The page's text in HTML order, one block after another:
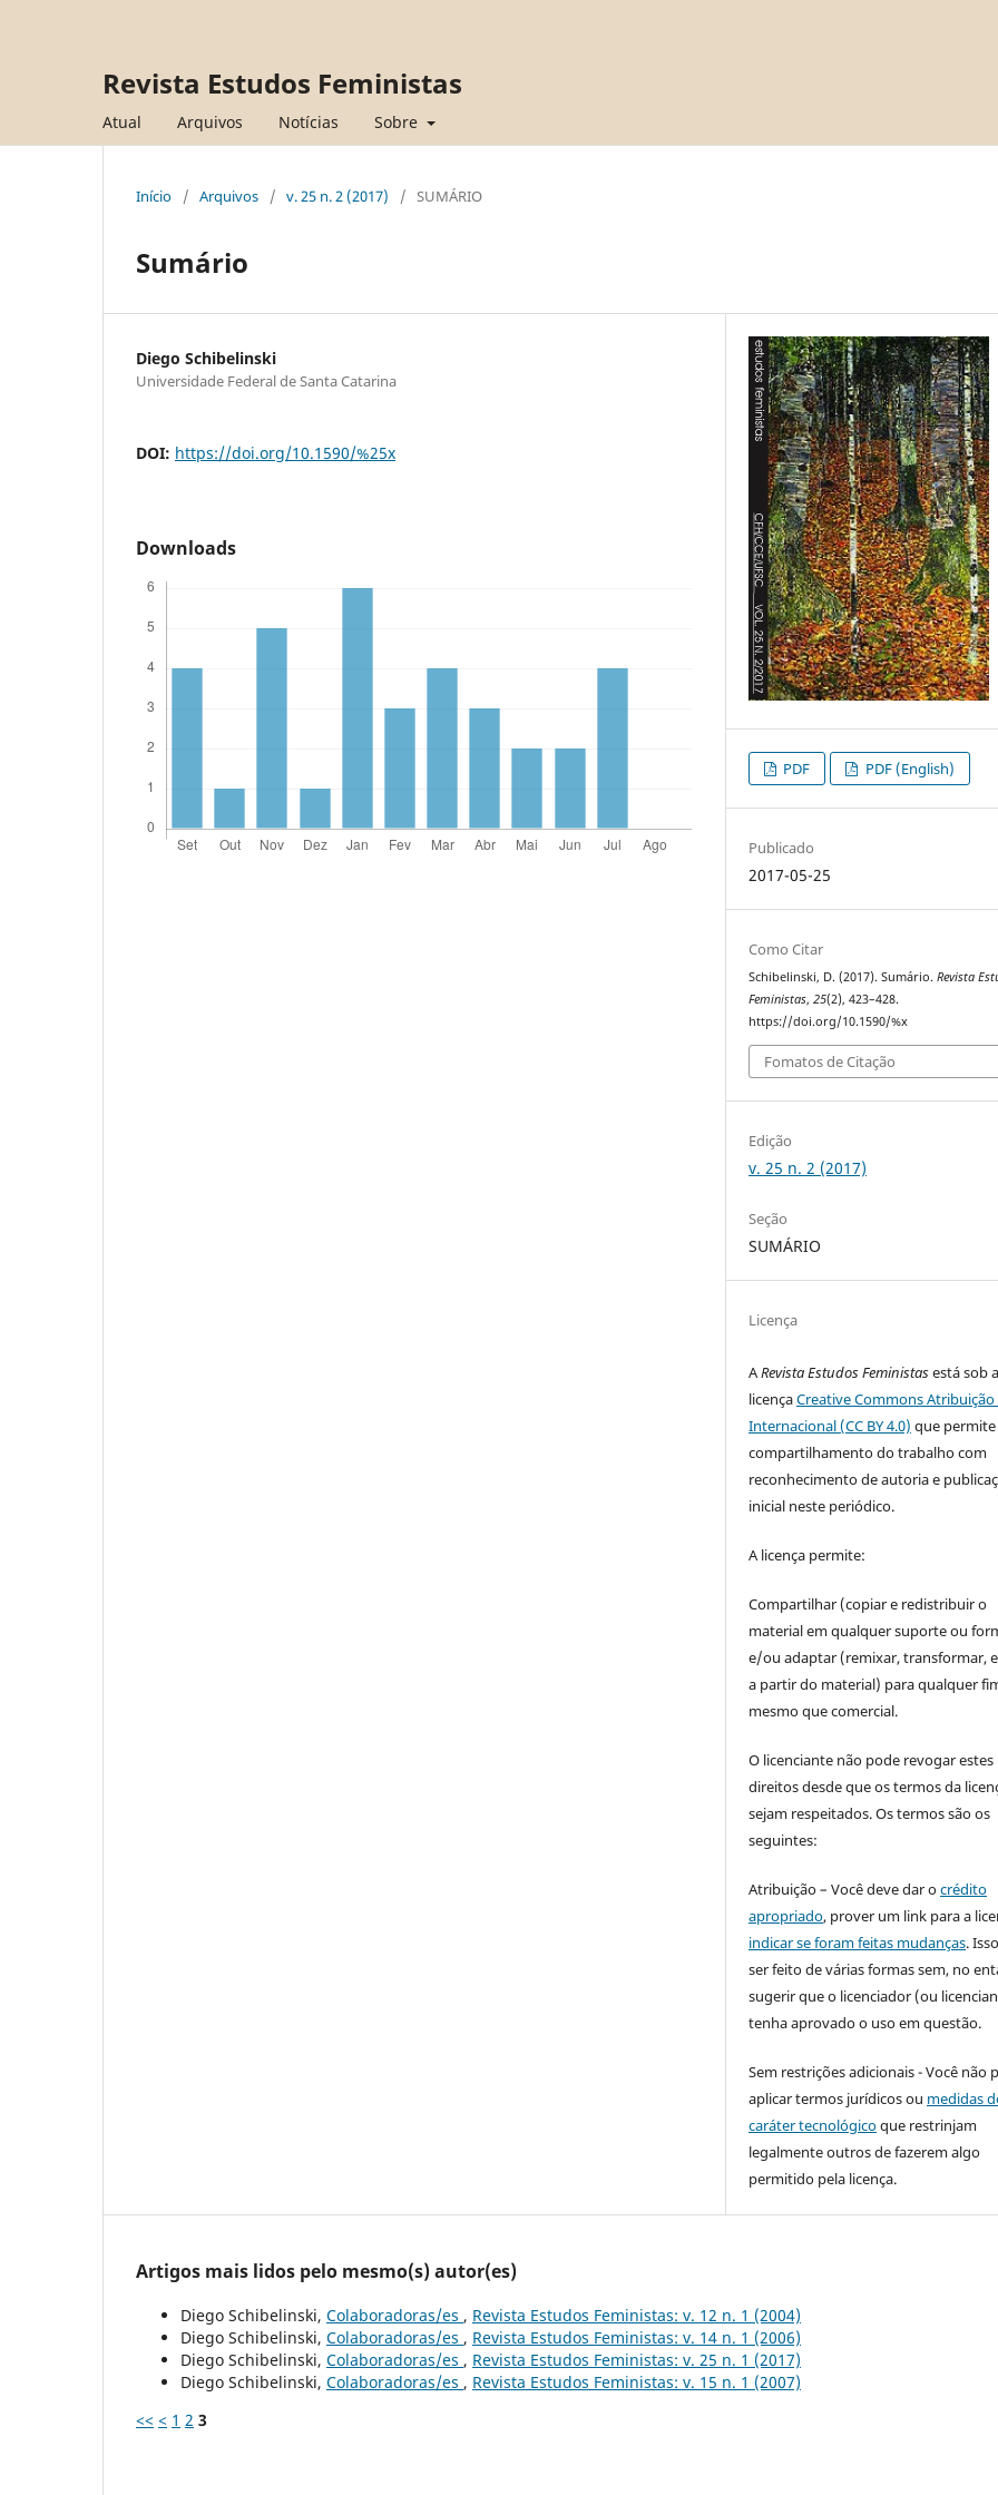
Revista Estudos Feministas
Atual Arquivos Notícias Sobre
Início / Arquivos / v. 25 n. 2 (2017) / SUMÁRIO
Sumário
Diego Schibelinski
Universidade Federal de Santa Catarina
DOI: https://doi.org/10.1590/%25x
Downloads
PDF PDF (English)
Publicado
2017-05-25
Como Citar
Schibelinski, D. (2017). Sumário.Revista
Feministas,25(2), 423–428.
https://doi.org/10.1590/%x
Fomatos de Citação
Edição
v. 25 n. 2 (2017)
Seção
SUMÁRIO
Licença
ARevista Estudos Feministasestá sob a
licençaCreative Commons Atribuição
Internacional (CC BY 4.0) que
compartilhamento do trabalho com
reconhecimento de autoria e
inicial neste periódico.
A licença permite:
Compartilhar (copiar e redistribuir o
material em qualquer suporte ou
e/ou adaptar (remixar, transformar,
a partir do material) para qualquer
mesmo que comercial.
O licenciante não pode revogar estes
direitos desde que os termos da
sejam respeitados. Os termos são os
seguintes:
Atribuição – Você deve dar ocrédito
apropriado, prover um link para a
indicar se foram feitas mudanças.
ser feito de várias formas sem, no
sugerir que o licenciador (ou
tenha aprovado o uso em questão.
Sem restrições adicionais - Você não
aplicar termos jurídicos ou medidas
caráter tecnológicoque restrinjam
legalmente outros de fazerem algo
permitido pela licença.
Artigos mais lidos pelo mesmo(s) autor(es)
Diego Schibelinski, Colaboradoras/es , Revista Estudos Feministas: v. 12 n. 1 (2004)
Diego Schibelinski, Colaboradoras/es , Revista Estudos Feministas: v. 14 n. 1 (2006)
Diego Schibelinski, Colaboradoras/es , Revista Estudos Feministas: v. 25 n. 1 (2017)
Diego Schibelinski, Colaboradoras/es , Revista Estudos Feministas: v. 15 n. 1 (2007)
<< < 1 2 3